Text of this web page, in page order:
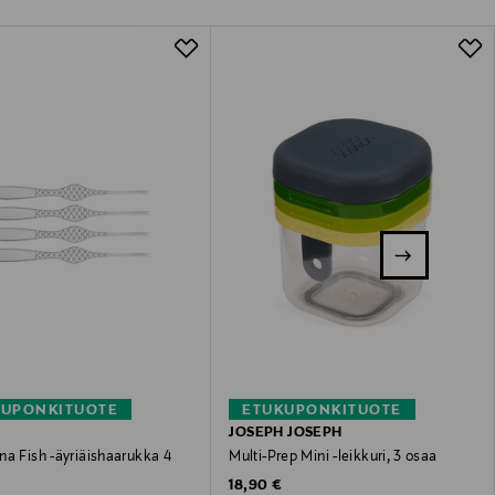
Fish -äyriäishaarukka 4
ETUKUPONKITUOTE
JOSEPH JOSEPH
Multi-Prep Mini -leikkuri, 3 osaa
Original Price
18,90 €